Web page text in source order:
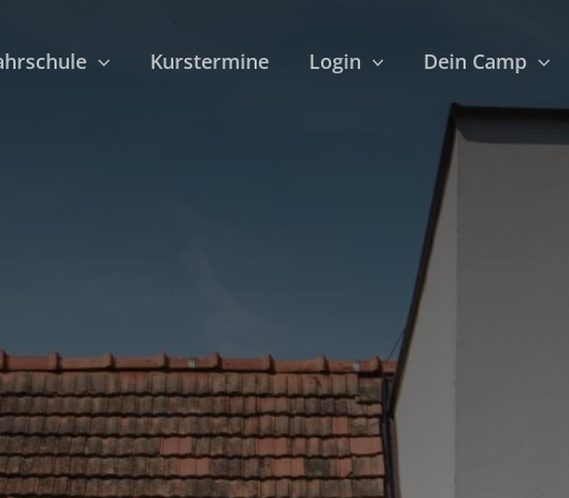
Kurstermine Login Dein Camp